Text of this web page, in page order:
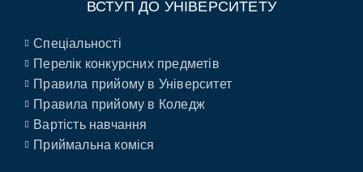
ВСТУП ДО УНІВЕРСИТЕТУ
Спеціальності
Перелік конкурсних предметів
Правила прийому в Університет
Правила прийому в Коледж
Вартість навчання
Приймальна коміся